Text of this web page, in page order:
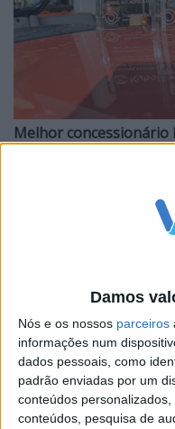
Damos
Nós e os nossos parceiros
informações num
dados pessoais, como
padrão enviadas por um
conteúdos
conteúdos, pesquisa de
Melhor concessionário
A Mecagriminho
os distritos de Braga e
agricultura e jardim,
trabalho em prol dos